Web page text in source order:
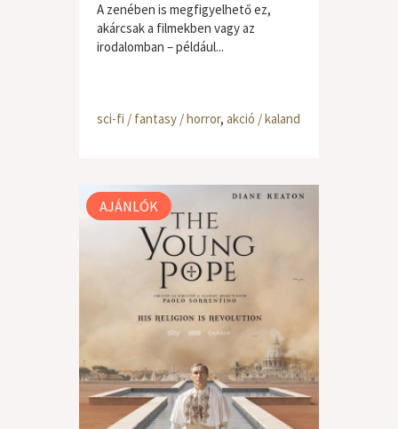
A zenében is megfigyelhető ez,
akárcsak a filmekben vagy az
irodalomban – például...
sci-fi / fantasy / horror, akció / kaland
AJÁNLÓK